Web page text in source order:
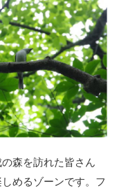
森を訪れた皆さん
めるゾーンです。フ